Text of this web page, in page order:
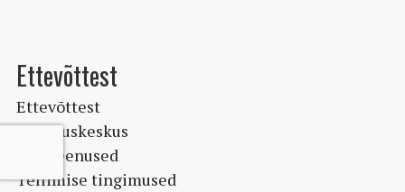
Ettevõttest
Ettevõttest
Koolituskeskus
Tugiteenused
Tellimise tingimused